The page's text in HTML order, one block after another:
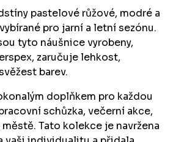
pastelové růžové, modré a
pro jarní a letní sezónu.
tyto náušnice vyrobeny,
zaručuje lehkost,
barev.
doplňkem pro každou
schůzka, večerní akce,
Tato kolekce je navržena